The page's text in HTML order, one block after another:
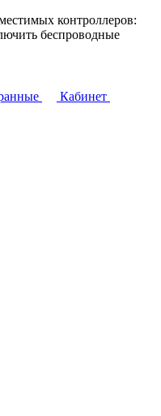
контроллеров:
беспроводные
Кабинет